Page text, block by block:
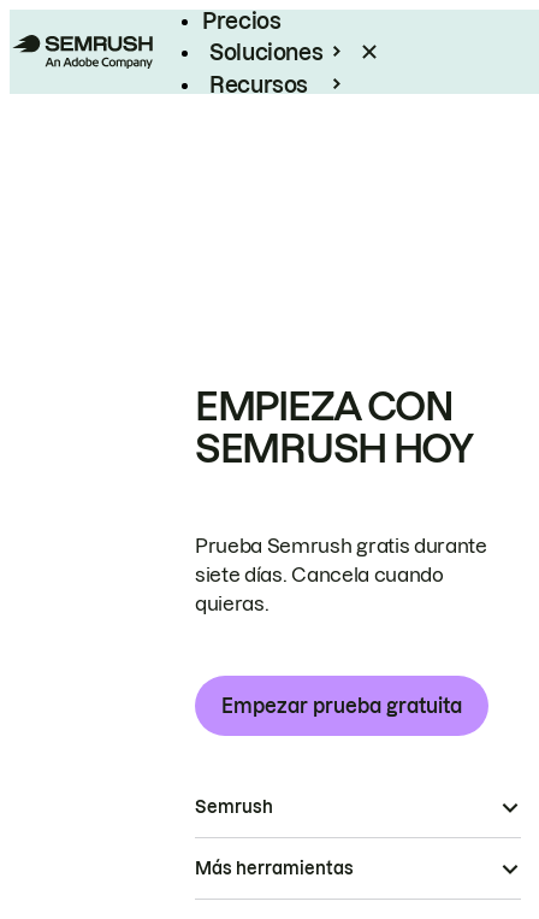
Precios
Soluciones
Recursos
EMPIEZA CON
SEMRUSH HOY
Prueba Semrush gratis durante
siete días. Cancela cuando
quieras.
Empezar prueba gratuita
Semrush
Más herramientas